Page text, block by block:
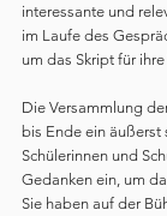
interessante und
im Laufe des
um das Skript für
Die Versammlung
bis Ende ein äußerst
Schülerinnen und
Gedanken ein, um
Sie haben auf der